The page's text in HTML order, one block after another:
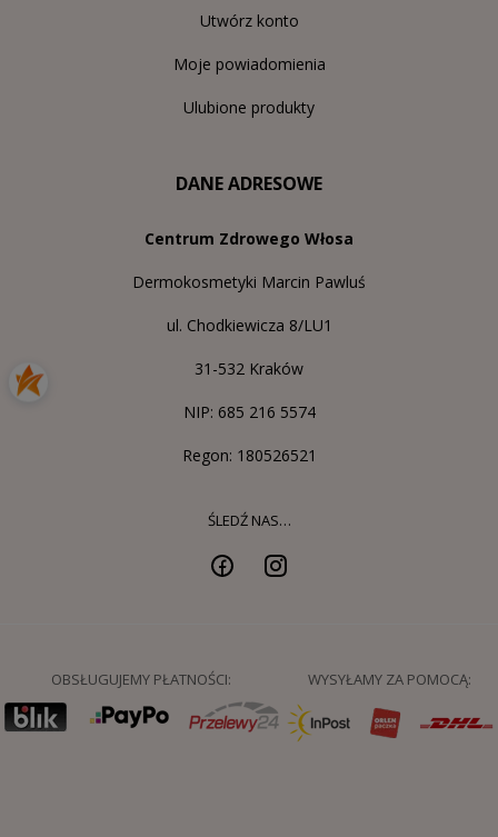
Utwórz konto
Moje powiadomienia
Ulubione produkty
DANE ADRESOWE
Centrum Zdrowego Włosa
Dermokosmetyki Marcin Pawluś
ul. Chodkiewicza 8/LU1
31-532 Kraków
NIP: 685 216 5574
Regon: 180526521
ŚLEDŹ NAS…
OBSŁUGUJEMY PŁATNOŚCI: WYSYŁAMY ZA POMOCĄ: